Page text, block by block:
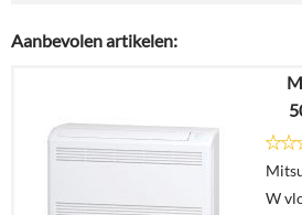
Aanbevolen artikelen:
W